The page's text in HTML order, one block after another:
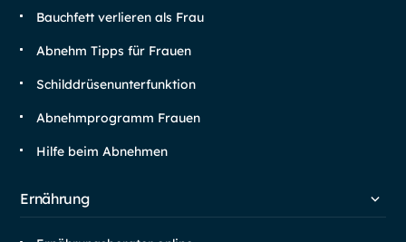
Bauchfett verlieren als Frau
Abnehm Tipps für Frauen
Schilddrüsen­unterfunktion
Abnehm­programm Frauen
Hilfe beim Abnehmen
Ernährung